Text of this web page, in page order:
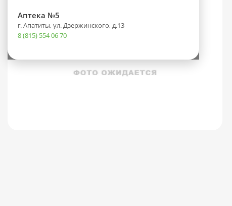
Аптека №5
г. Апатиты, ул. Дзержинского, д.13
8 (815) 554 06 70